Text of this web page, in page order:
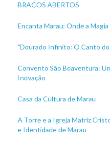
BRAÇOS ABERTOS
Encanta Marau: Onde a
"Dourado Infinito: O Canto
Convento São Boaventura:
Inovação
Casa da Cultura de Marau
A Torre e a Igreja Matriz
e Identidade de Marau